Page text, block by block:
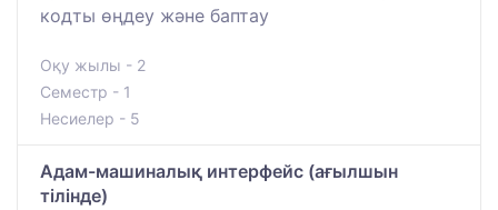
кодты өңдеу және баптау
Оқу жылы - 2
Семестр - 1
Несиелер - 5
Адам-машиналық интерфейс (ағылшын
тілінде)